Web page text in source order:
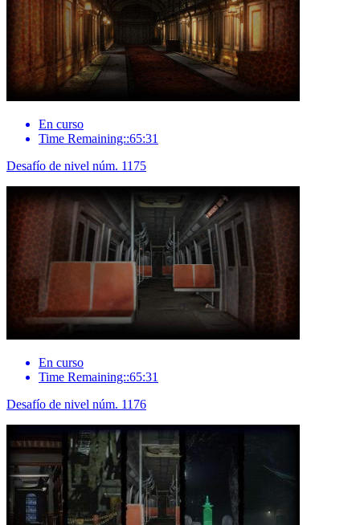
En curso
Time Remaining::65:31
Desafío de nivel núm. 1175
En curso
Time Remaining::65:31
Desafío de nivel núm. 1176